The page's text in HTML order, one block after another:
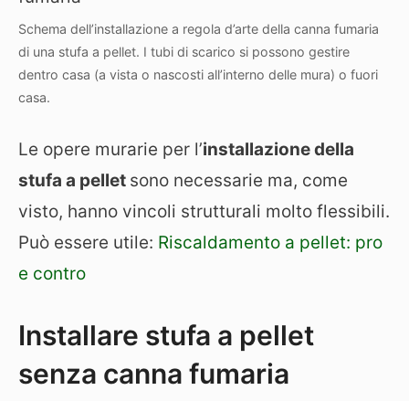
Schema dell’installazione a regola d’arte della canna fumaria
di una stufa a pellet. I tubi di scarico si possono gestire
dentro casa (a vista o nascosti all’interno delle mura) o fuori
casa.
Le opere murarie per l’installazione della
stufa a pellet sono necessarie ma, come
visto, hanno vincoli strutturali molto flessibili.
Può essere utile: Riscaldamento a pellet: pro
e contro
Installare stufa a pellet
senza canna fumaria